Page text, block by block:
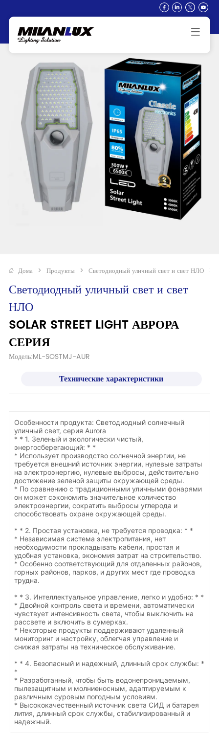
Дома > Продукты > Светодиодный уличный свет и свет НЛО >
Светодиодный уличный свет и свет
НЛО
SOLAR STREET LIGHT АВРОРА
СЕРИЯ
Модель:ML-SOSTMJ-AUR
Технические характеристики
Особенности продукта: Светодиодный солнечный
уличный свет, серия Aurora
* * 1. Зеленый и экологически чистый,
энергосберегающий: * *
* Использует производство солнечной энергии, не
требуется внешний источник энергии, нулевые затраты
на электроэнергию, нулевые выбросы, действительно
достижение зеленой защиты окружающей среды.
* По сравнению с традиционными уличными фонарями
он может сэкономить значительное количество
электроэнергии, сократить выбросы углерода и
способствовать охране окружающей среды.
* * 2. Простая установка, не требуется проводка: * *
* Независимая система электропитания, нет
необходимости прокладывать кабели, простая и
удобная установка, экономия затрат на строительство.
* Особенно соответствующий для отдаленных районов,
горных районов, парков, и других мест где проводка
трудна.
* * 3. Интеллектуальное управление, легко и удобно: * *
* Двойной контроль света и времени, автоматически
чувствует интенсивность света, чтобы выключить на
рассвете и включить в сумерках.
* Некоторые продукты поддерживают удаленный
мониторинг и настройку, облегчая управление и
снижая затраты на техническое обслуживание.
* * 4. Безопасный и надежный, длинный срок службы: *
*
* Разработанный, чтобы быть водонепроницаемым,
пылезащитным и молниеносным, адаптируемым к
различным суровым погодным условиям.
* Высококачественный источник света СИД и батарея
лития, длинный срок службы, стабилизированный и
надежный.